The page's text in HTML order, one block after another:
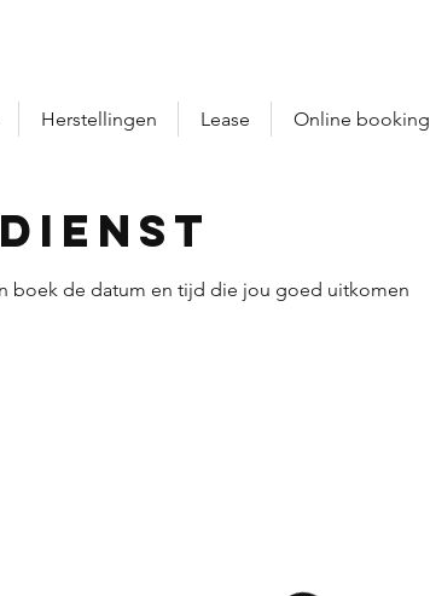
Herstellingen Lease Online booking
boek de datum en tijd die jou goed uitkomen